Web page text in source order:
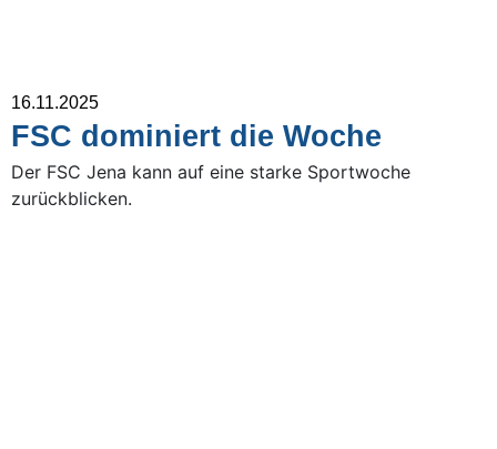
16.11.2025
FSC dominiert die Woche
Der FSC Jena kann auf eine starke Sportwoche
zurückblicken.